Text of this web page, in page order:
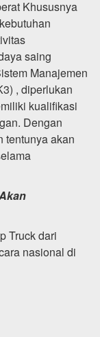
Khususnya
saing
Manajemen
, diperlukan
kualifikasi
Dengan
tentunya akan
Truck dari
nasional di